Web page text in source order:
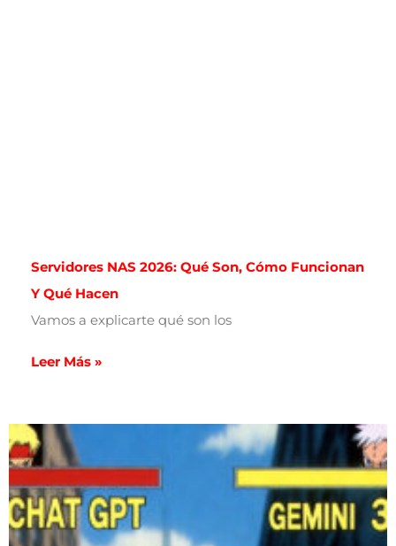
Servidores NAS 2026: Qué Son, Cómo Funcionan
Y Qué Hacen
Vamos a explicarte qué son los
Leer Más »